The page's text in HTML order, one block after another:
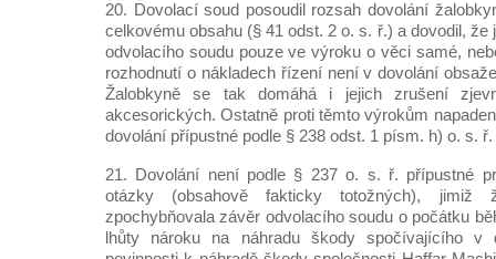
20. Dovolací soud posoudil rozsah dovolání
celkovému obsahu (§ 41 odst. 2 o. s. ř.) a dovodil, že
odvolacího soudu pouze ve výroku o věci samé,
rozhodnutí o nákladech řízení není v dovolání
Žalobkyně se tak domáhá i jejich zrušení
akcesorických. Ostatně proti těmto výrokům
dovolání přípustné podle § 238 odst. 1 písm. h) o. s. ř.
21. Dovolání není podle § 237 o. s. ř. přípustné
otázky (obsahově fakticky totožných), jimiž
zpochybňovala závěr odvolacího soudu o počátku
lhůty nároku na náhradu škody spočívajícího v